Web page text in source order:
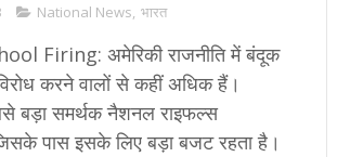
National News, भारत
Firing: अमेरिकी राजनीति में बंदूक
करने वालों से कहीं अधिक हैं।
बड़ा समर्थक नैशनल राइफल्स
पास इसके लिए बड़ा बजट रहता है।